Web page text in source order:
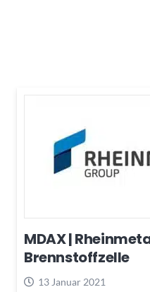
MDAX |
Brennstoffzelle
13 Januar 2021